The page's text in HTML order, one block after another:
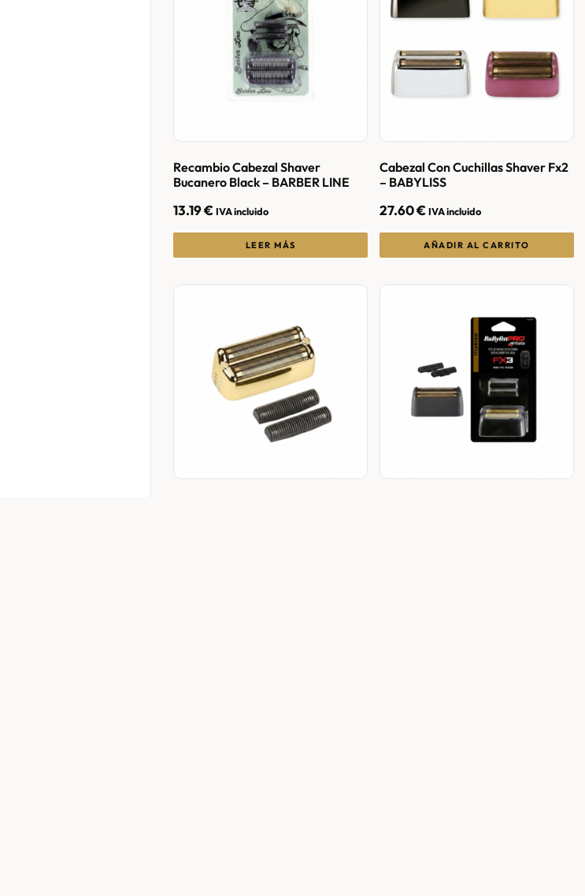
Recambio Cabezal Shaver
Bucanero Black – BARBER LINE
13.19€IVA incluido
LEER MÁS
Cabezal Con Cuchillas Shaver Fx2
– BABYLISS
27.60€IVA incluido
AÑADIR AL CARRITO